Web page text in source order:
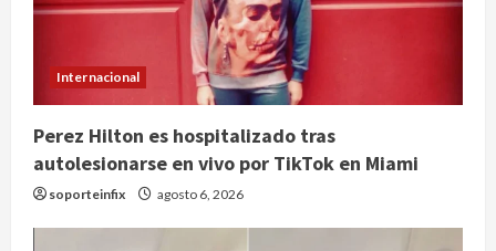
Internacional
Perez Hilton es hospitalizado tras
autolesionarse en vivo por TikTok en Miami
soporteinfix agosto 6, 2026